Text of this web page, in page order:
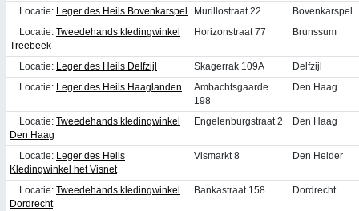
Locatie: Leger des Heils Bovenkarspel Murillostraat 22
Bovenkarspel
Locatie: Tweedehands kledingwinkel
Treebeek
Horizonstraat 77 Brunssum
Locatie: Leger des Heils Delfzijl Skagerrak 109A
Delfzijl
Locatie: Leger des Heils Haaglanden
Ambachtsgaarde
198
Den Haag
Locatie: Tweedehands kledingwinkel
Den Haag
Engelenburgstraat 2 Den Haag
Locatie: Leger des Heils
Kledingwinkel het Visnet
Vismarkt 8 Den Helder
Locatie: Tweedehands kledingwinkel
Dordrecht
Bankastraat 158 Dordrecht